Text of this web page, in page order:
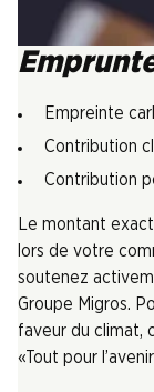
Empreinte
Contribution
Contribution
Le montant
lors de votre
soutenez
Groupe Migros.
faveur du climat,
«Tout pour